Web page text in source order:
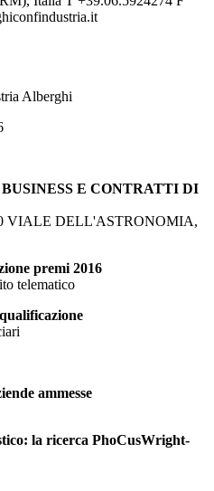
Alberghi
E CONTRATTI DI
VIALE DELL'ASTRONOMIA,
premi 2016
telematico
ammesse
la ricerca PhoCusWright-